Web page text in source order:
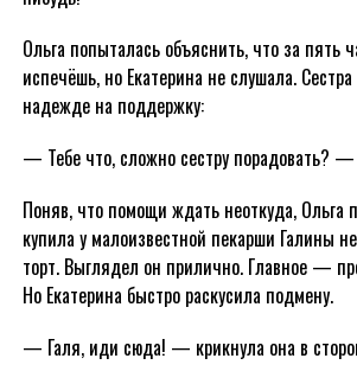
Ольга попыталась объяснить, что за пять
испечёшь, но Екатерина не слушала.
надежде на поддержку:
— Тебе что, сложно сестру порадовать? —
Поняв, что помощи ждать неоткуда, Ольга
купила у малоизвестной пекарши Галины
торт. Выглядел он прилично. Главное —
Но Екатерина быстро раскусила подмену.
— Галя, иди сюда! — крикнула она в